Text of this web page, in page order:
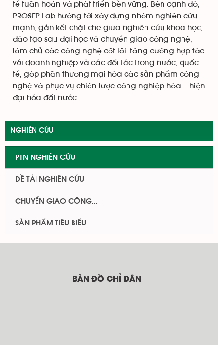
tế tuần hoàn và phát triển bền vững. Bên cạnh đó,
PROSEP Lab hướng tới xây dựng nhóm nghiên cứu
mạnh, gắn kết chặt chẽ giữa nghiên cứu khoa học,
đào tạo sau đại học và chuyển giao công nghệ,
làm chủ các công nghệ cốt lõi, tăng cường hợp tác
với doanh nghiệp và các đối tác trong nước, quốc
tế, góp phần thương mại hóa các sản phẩm công
nghệ và phục vụ chiến lược công nghiệp hóa – hiện
đại hóa đất nước.
NGHIÊN CỨU
PTN NGHIÊN CỨU
ĐỀ TÀI NGHIÊN CỨU
CHUYỂN GIAO CÔNG...
SẢN PHẨM TIÊU BIỂU
BẢN ĐỒ CHỈ DẪN